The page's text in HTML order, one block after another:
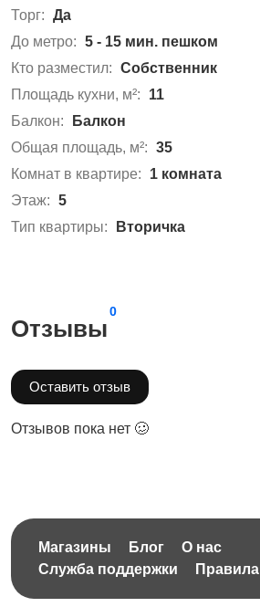
Торг: Да
До метро: 5 - 15 мин. пешком
Кто разместил: Собственник
Площадь кухни, м²:
11
Балкон:
Балкон
Общая площадь, м²: 35
Комнат в квартире:
1 комната
Этаж: 5
Тип квартиры:
Вторичка
Отзывы
0
Оставить отзыв
Отзывов пока нет 🥴
Магазины Блог
О нас
Служба поддержки
Правила